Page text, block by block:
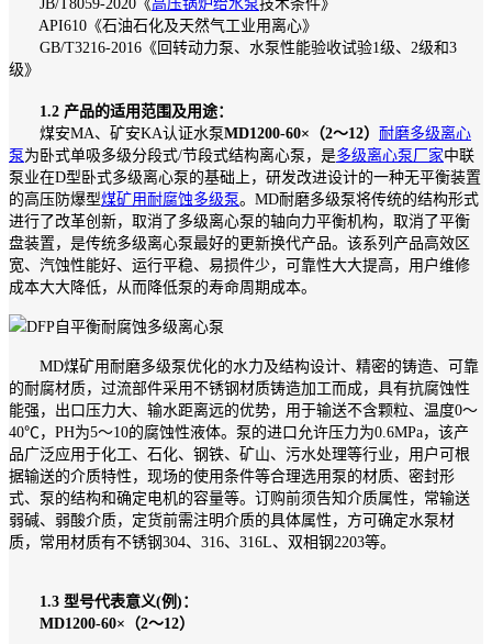
JB/T8059-2020《高压锅炉给水泵技术条件》
API610《石油石化及天然气工业用离心》
GB/T3216-2016《回转动力泵、水泵性能验收试验1级、2级和3
级》
1.2 产品的适用范围及用途：
煤安MA、矿安KA认证水泵MD1200-60×（2～12） 耐磨多级离心
泵 为卧式单吸多级分段式/节段式结构离心泵，是多级离心泵厂家中联
泵业在D型卧式多级离心泵的基础上，研发改进设计的一种无平衡装置
的高压防爆型煤矿用耐腐蚀多级泵。MD耐磨多级泵将传统的结构形式
进行了改革创新，取消了多级离心泵的轴向力平衡机构，取消了平衡
盘装置，是传统多级离心泵最好的更新换代产品。该系列产品高效区
宽、汽蚀性能好、运行平稳、易损件少，可靠性大大提高，用户维修
成本大大降低，从而降低泵的寿命周期成本。
MD煤矿用耐磨多级泵优化的水力及结构设计、精密的铸造、可靠
的耐腐材质，过流部件采用不锈钢材质铸造加工而成，具有抗腐蚀性
能强，出口压力大、输水距离远的优势，用于输送不含颗粒、温度0～
40℃，PH为5～10的腐蚀性液体。泵的进口允许压力为0.6MPa，该产
品广泛应用于化工、石化、钢铁、矿山、污水处理等行业，用户可根
据输送的介质特性，现场的使用条件等合理选用泵的材质、密封形
式、泵的结构和确定电机的容量等。订购前须告知介质属性，常输送
弱碱、弱酸介质，定货前需注明介质的具体属性，方可确定水泵材
质，常用材质有不锈钢304、316、316L、双相钢2203等。
1.3 型号代表意义(例)：
MD1200-60×（2～12）